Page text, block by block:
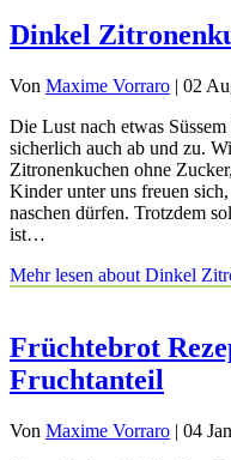
Dinkel
Von Maxime Vorraro | 02
Die Lust nach etwas
sicherlich auch ab und zu.
Zitronenkuchen ohne
Kinder unter uns freuen
naschen dürfen. Trotzdem
ist…
Mehr lesen about Dinkel
Früchtebrot
Fruchtanteil
Von Maxime Vorraro | 04